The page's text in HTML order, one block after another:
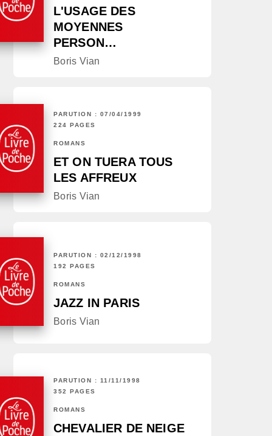
L'USAGE DES
MOYENNES
PERSON…
Boris Vian
PARUTION : 07/04/1999
224 PAGES
ROMANS
ET ON TUERA TOUS
LES AFFREUX
Boris Vian
PARUTION : 02/12/1998
192 PAGES
ROMANS
JAZZ IN PARIS
Boris Vian
PARUTION : 11/11/1998
352 PAGES
ROMANS
CHEVALIER DE NEIGE